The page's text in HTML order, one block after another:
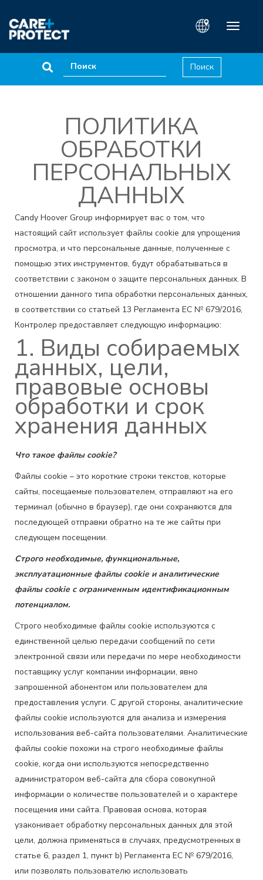
Toggle
ПОЛИТИКА
ОБРАБОТКИ
ПЕРСОНАЛЬНЫХ
ДАННЫХ
Candy Hoover Group информирует вас о том, что
настоящий сайт использует файлы cookie для упрощения
просмотра, и что персональные данные, полученные с
помощью этих инструментов, будут обрабатываться в
соответствии с законом о защите персональных данных. В
отношении данного типа обработки персональных данных,
в соответствии со статьей 13 Регламента ЕС № 679/2016,
Контролер предоставляет следующую информацию:
1. Виды собираемых
данных, цели,
правовые основы
обработки и срок
хранения данных
Что такое файлы cookie?
Файлы cookie – это короткие строки текстов, которые
сайты, посещаемые пользователем, отправляют на его
терминал (обычно в браузер), где они сохраняются для
последующей отправки обратно на те же сайты при
следующем посещении.
Строго необходимые, функциональные,
эксплуатационные файлы cookie и аналитические
файлы cookie с ограниченным идентификационным
потенциалом.
Строго необходимые файлы cookie используются с
единственной целью передачи сообщений по сети
электронной связи или передачи по мере необходимости
поставщику услуг компании информации, явно
запрошенной абонентом или пользователем для
предоставления услуги. С другой стороны, аналитические
файлы cookie используются для анализа и измерения
использования веб-сайта пользователями. Аналитические
файлы cookie похожи на строго необходимые файлы
cookie, когда они используются непосредственно
администратором веб-сайта для сбора совокупной
информации о количестве пользователей и о характере
посещения ими сайта. Правовая основа, которая
узаконивает обработку персональных данных для этой
цели, должна применяться в случаях, предусмотренных в
статье 6, раздел 1, пункт b) Регламента ЕС № 679/2016,
или позволять пользователю использовать